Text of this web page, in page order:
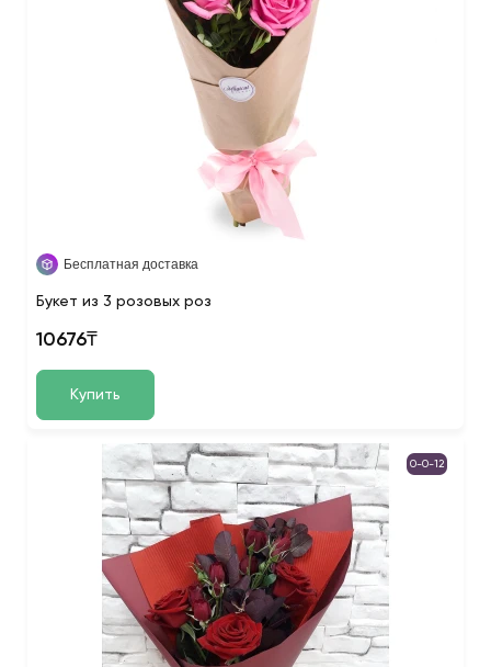
Бесплатная доставка
Букет из 3 розовых роз
10676₸
Купить
0-0-12